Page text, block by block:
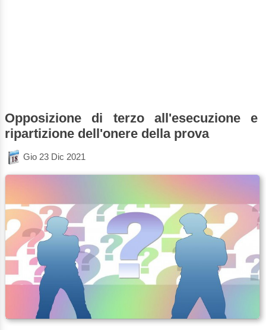
Opposizione di terzo all'esecuzione e
ripartizione dell'onere della prova
Gio 23 Dic 2021